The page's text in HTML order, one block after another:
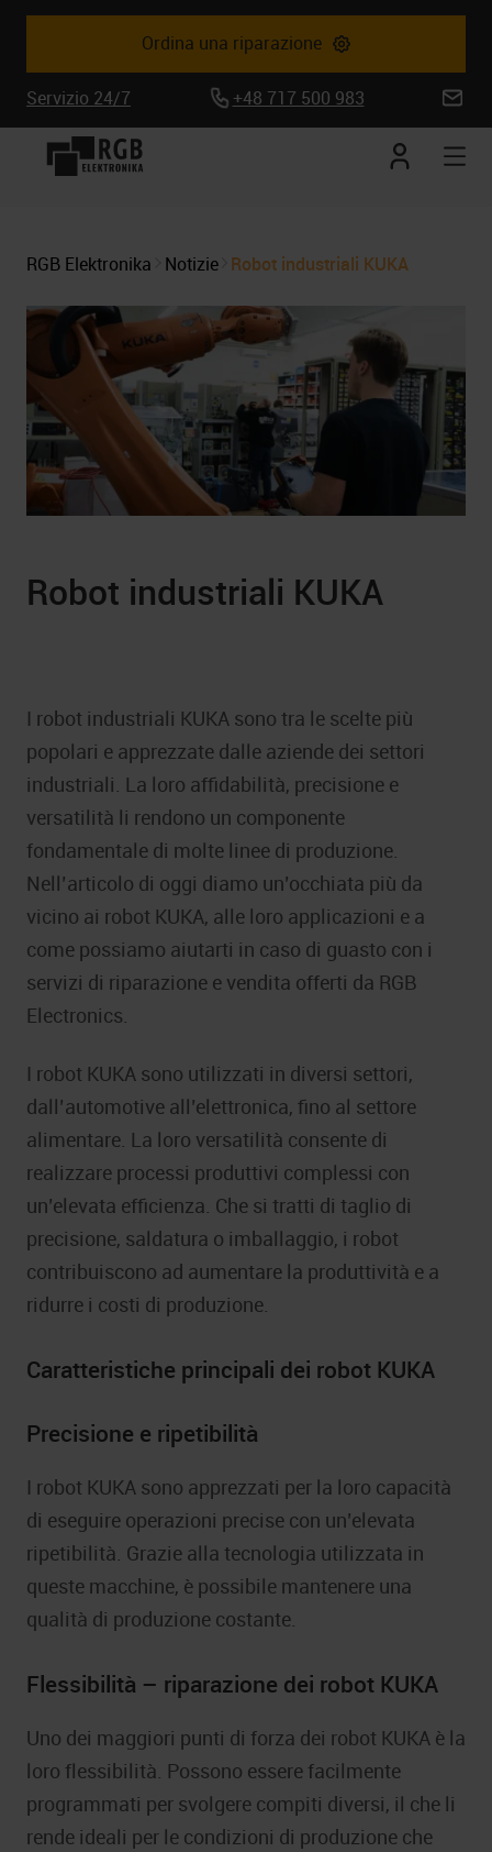
Ordina una riparazione
Servizio 24/7 +48 717 500 983
Conto
RGB Elektronika
Notizie Robot industriali KUKA
Robot industriali KUKA
I robot industriali KUKA sono tra le scelte più
popolari e apprezzate dalle aziende dei settori
industriali. La loro affidabilità, precisione e
versatilità li rendono un componente
fondamentale di molte linee di produzione.
Nell’articolo di oggi diamo un’occhiata più da
vicino ai robot KUKA, alle loro applicazioni e a
come possiamo aiutarti in caso di guasto con i
servizi di riparazione e vendita offerti da RGB
Electronics.
I robot KUKA sono utilizzati in diversi settori,
dall’automotive all’elettronica, fino al settore
alimentare. La loro versatilità consente di
realizzare processi produttivi complessi con
un’elevata efficienza. Che si tratti di taglio di
precisione, saldatura o imballaggio, i robot
contribuiscono ad aumentare la produttività e a
ridurre i costi di produzione.
Caratteristiche principali dei robot KUKA
Precisione e ripetibilità
I robot KUKA sono apprezzati per la loro capacità
di eseguire operazioni precise con un’elevata
ripetibilità. Grazie alla tecnologia utilizzata in
queste macchine, è possibile mantenere una
qualità di produzione costante.
Flessibilità – riparazione dei robot KUKA
Uno dei maggiori punti di forza dei robot KUKA è la
loro flessibilità. Possono essere facilmente
programmati per svolgere compiti diversi, il che li
rende ideali per le condizioni di produzione che